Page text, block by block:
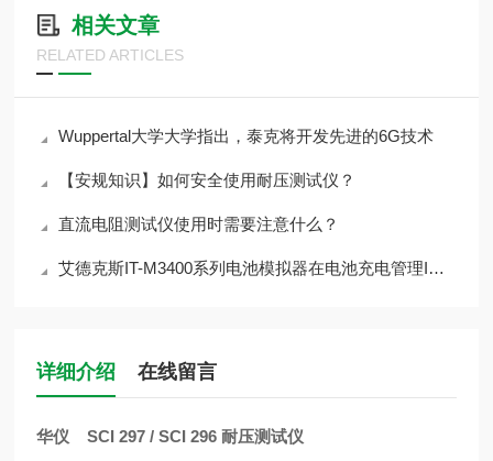
相关文章
RELATED ARTICLES
Wuppertal大学大学指出，泰克将开发先进的6G技术
【安规知识】如何安全使用耐压测试仪？
直流电阻测试仪使用时需要注意什么？
艾德克斯IT-M3400系列电池模拟器在电池充电管理IC行 业的应用
详细介绍 在线留言
华仪 SCI 297 / SCI 296 耐压测试仪